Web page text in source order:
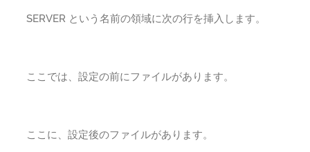
SERVER という名前の領域に次の行を挿入します。
ここでは、設定の前にファイルがあります。
ここに、設定後のファイルがあります。